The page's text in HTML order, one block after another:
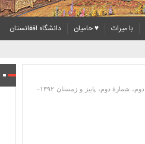
با میراث ♥ حامیان دانشگاه افغانستان
میراث علمی اسلام و ایران -دو فصل نامه تاریخ علوم و فناوری دورۀ اسلامی- سال دوم، شمارۀ دوم، پاییز و زمستان ۱۳۹۲-